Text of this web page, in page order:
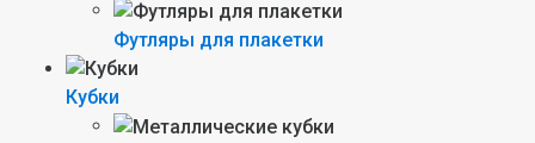
Футляры для плакетки
Кубки